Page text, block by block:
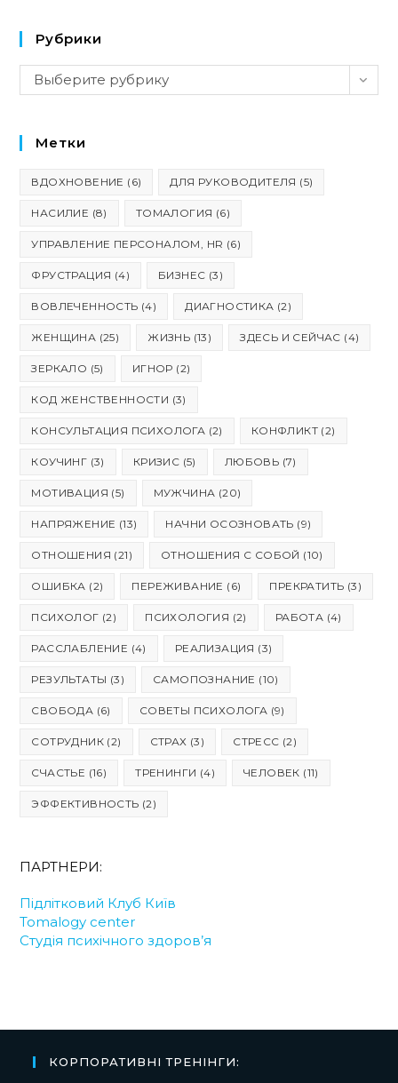
Рубрики
Рубрики
Выберите рубрику
Метки
ВДОХНОВЕНИЕ (6) ДЛЯ РУКОВОДИТЕЛЯ (5)
НАСИЛИЕ (8) ТОМАЛОГИЯ (6)
УПРАВЛЕНИЕ ПЕРСОНАЛОМ, HR (6)
ФРУСТРАЦИЯ (4) БИЗНЕС (3)
ВОВЛЕЧЕННОСТЬ (4) ДИАГНОСТИКА (2)
ЖЕНЩИНА (25) ЖИЗНЬ (13) ЗДЕСЬ И СЕЙЧАС (4)
ЗЕРКАЛО (5) ИГНОР (2)
КОД ЖЕНСТВЕННОСТИ (3)
КОНСУЛЬТАЦИЯ ПСИХОЛОГА (2) КОНФЛИКТ (2)
КОУЧИНГ (3) КРИЗИС (5) ЛЮБОВЬ (7)
МОТИВАЦИЯ (5) МУЖЧИНА (20)
НАПРЯЖЕНИЕ (13) НАЧНИ ОСОЗНОВАТЬ (9)
ОТНОШЕНИЯ (21) ОТНОШЕНИЯ С СОБОЙ (10)
ОШИБКА (2) ПЕРЕЖИВАНИЕ (6) ПРЕКРАТИТЬ (3)
ПСИХОЛОГ (2) ПСИХОЛОГИЯ (2) РАБОТА (4)
РАССЛАБЛЕНИЕ (4) РЕАЛИЗАЦИЯ (3)
РЕЗУЛЬТАТЫ (3) САМОПОЗНАНИЕ (10)
СВОБОДА (6) СОВЕТЫ ПСИХОЛОГА (9)
СОТРУДНИК (2) СТРАХ (3) СТРЕСС (2)
СЧАСТЬЕ (16) ТРЕНИНГИ (4) ЧЕЛОВЕК (11)
ЭФФЕКТИВНОСТЬ (2)
ПАРТНЕРИ:
Підлітковий Клуб Київ
Tomalogy center
Студія психічного здоров’я
КОРПОРАТИВНІ ТРЕНІНГИ: